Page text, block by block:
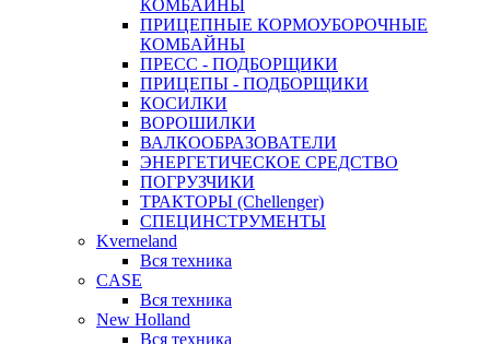
КОМБАЙНЫ
ПРИЦЕПНЫЕ КОРМОУБОРОЧНЫЕ
КОМБАЙНЫ
ПРЕСС - ПОДБОРЩИКИ
ПРИЦЕПЫ - ПОДБОРЩИКИ
КОСИЛКИ
ВОРОШИЛКИ
ВАЛКООБРАЗОВАТЕЛИ
ЭНЕРГЕТИЧЕСКОЕ СРЕДСТВО
ПОГРУЗЧИКИ
ТРАКТОРЫ (Chellenger)
СПЕЦИНСТРУМЕНТЫ
Kverneland
Вся техника
CASE
Вся техника
New Holland
Вся техника